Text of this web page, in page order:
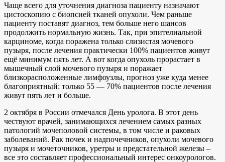
Чаще всего для уточнения диагноза пациенту назначают
цистоскопию с биопсией тканей опухоли. Чем раньше
пациенту поставят диагноз, тем больше него шансов
продолжить нормальную жизнь. Так, при эпителиальной
карциноме, когда поражена только слизистая мочевого
пузыря, после лечения практически 100% пациентов живут
ещё минимум пять лет. А вот когда опухоль прорастает в
мышечный слой мочевого пузыря и поражает
близкорасположенные лимфоузлы, прогноз уже куда менее
благоприятный: только 55 — 70% пациентов после лечения
живут пять лет и больше.
2 октября в России отмечался День уролога. В этот день
чествуют врачей, занимающихся лечением самых разных
патологий мочеполовой системы, в том числе и раковых
заболеваний. Рак почек и надпочечников, опухоли мочевого
пузыря и мочеточников, уретры и предстательной железы –
все это составляет профессиональный интерес онкоурологов.